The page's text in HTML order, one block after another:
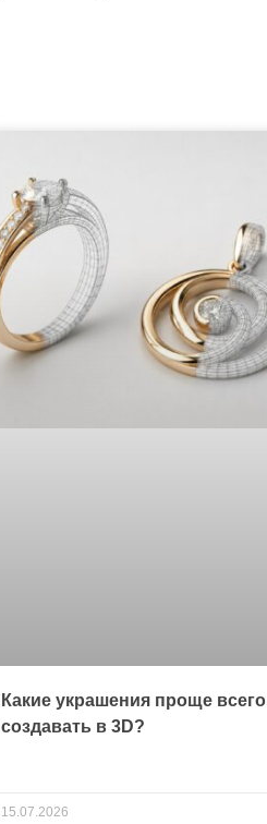
Какие украшения проще всего
создавать в 3D?
15.07.2026